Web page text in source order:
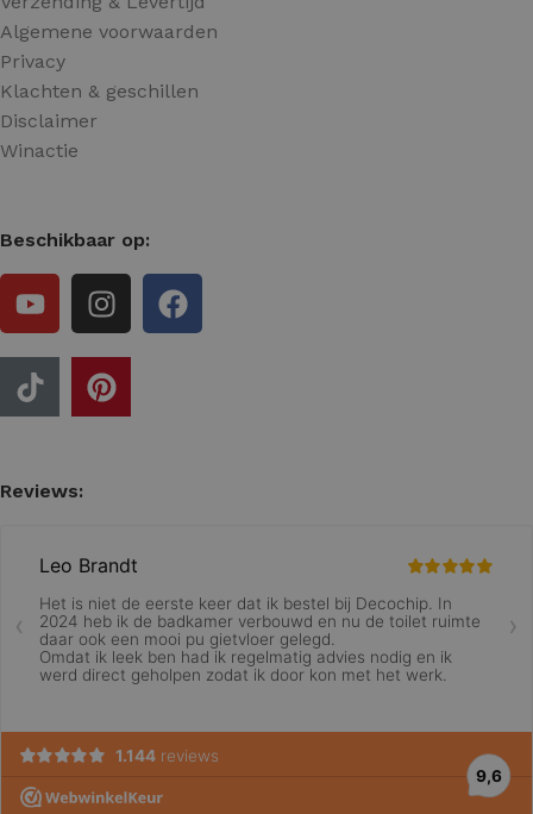
Algemene voorwaarden
Privacy
Klachten & geschillen
Disclaimer
Winactie
Beschikbaar op:
Reviews: